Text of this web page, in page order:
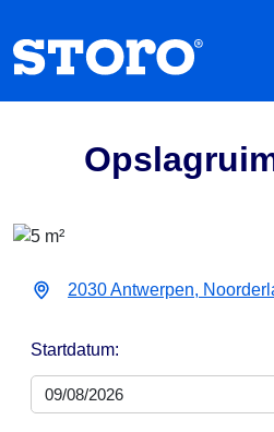
2030 Antwerpen,
Startdatum: